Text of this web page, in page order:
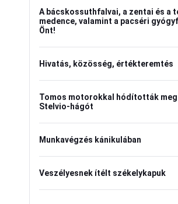
A bácskossuthfalvai, a zentai és a
medence, valamint a pacséri
Önt!
Hivatás, közösség, értékteremtés
Tomos motorokkal hódították meg
Stelvio-hágót
Munkavégzés kánikulában
Veszélyesnek ítélt székelykapuk